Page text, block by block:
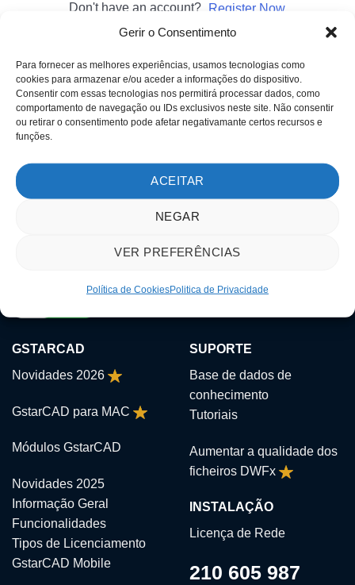
Gerir o Consentimento
Para fornecer as melhores experiências, usamos tecnologias como
cookies para armazenar e/ou aceder a informações do dispositivo.
Consentir com essas tecnologias nos permitirá processar dados, como
comportamento de navegação ou IDs exclusivos neste site. Não consentir
ou retirar o consentimento pode afetar negativamante certos recursos e
funções.
ACEITAR
NEGAR
VER PREFERÊNCIAS
Política de CookiesPolitica de Privacidade
Don't have an account? Register Now
SOBRE NÓS
Sobre nós
Clientes
MÉTODOS DE PAGAMENTO
GSTARCAD
Novidades 2026
GstarCAD para MAC
Módulos GstarCAD
Novidades 2025
Informação Geral
Funcionalidades
Tipos de Licenciamento
GstarCAD Mobile
SUPORTE
Base de dados de
conhecimento
Tutoriais
Aumentar a qualidade dos
ficheiros DWFx
INSTALAÇÃO
Licença de Rede
210 605 987